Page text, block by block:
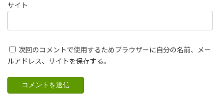
サイト
次回のコメントで使用するためブラウザーに自分の名前、メー
ルアドレス、サイトを保存する。